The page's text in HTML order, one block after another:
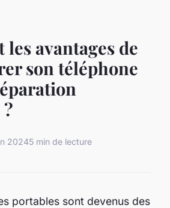
les avantages de
son téléphone
20245 min de lecture
portables sont devenus des